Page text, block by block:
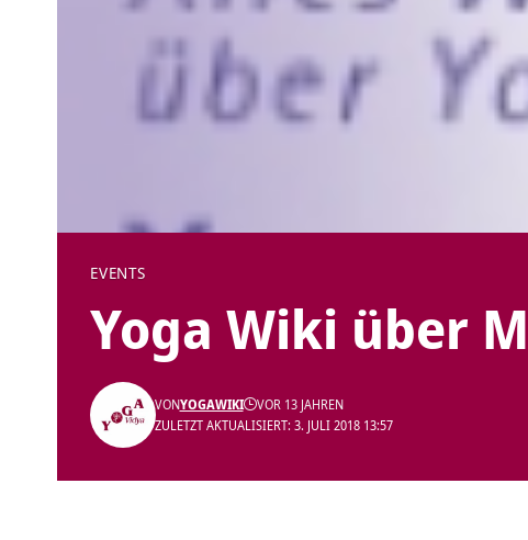
EVENTS
Yoga Wiki über
ZULETZT AKTUALISIERT: 3. JULI 2018 13:57
VONYOGAWIKI VOR 13 JAHREN